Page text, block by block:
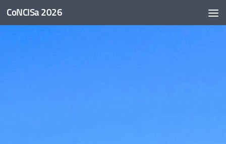
Skip to content
CoNCISa 2026